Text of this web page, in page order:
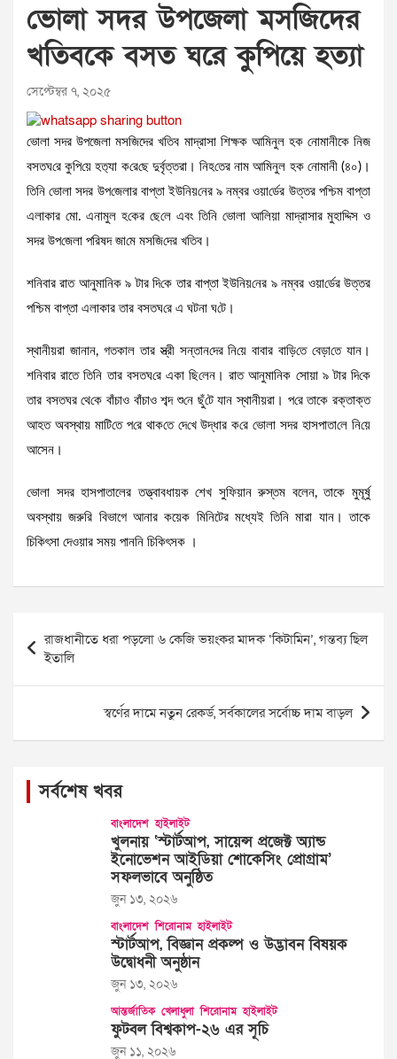
ভোলা সদর উপজেলা মসজিদের
খতিবকে বসত ঘ‌রে কু‌পি‌য়ে হত্যা
সেপ্টেম্বর ৭, ২০২৫
ভোলা সদর উপজেলা মসজিদের খতিব মাদ্রাসা শিক্ষক‌ আমিনুল হক নোমানীকে নিজ
বসতঘ‌রে কু‌পি‌য়ে হত‌্যা ক‌রে‌ছে দু‌র্বৃত্তরা। নিহ‌তের নাম আমিনুল হক নোমানী (৪০)।
তি‌নি ভোলা সদর উপ‌জেলার বাপ্তা ইউনিয়‌নের ৯ নম্বর ওয়া‌র্ডের উত্তর প‌শ্চিম বাপ্তা
এলাকার মো. এনামুল হ‌কের ছে‌লে এবং তি‌নি ভোলা আলিয়া মাদ্রাসার মুহাদ্দিস ও
সদর উপ‌জেলা প‌রিষ‌দ জা‌মে মস‌জি‌দের খ‌তিব।
শ‌নিবার রাত আনুমা‌নিক ৯ টার দি‌কে তার বাপ্তা ইউনিয়‌নের ৯ নম্বর ওয়া‌র্ডের উত্তর
প‌শ্চিম বাপ্তা এলাকার তার বসতঘ‌রে এ ঘটনা ঘ‌টে।
স্থানীয়রা জানান, গতকাল তার স্ত্রী সন্তান‌দের নি‌য়ে বাবার বা‌ড়ি‌তে বেড়া‌তে যান।
শনিবার রাতে তিনি তার বসতঘ‌রে একা ছি‌লেন। রাত আনুমা‌নিক সোয়া ৯ টার দি‌কে
তার বসতঘ‌র থে‌কে বাঁচাও বাঁচাও শব্দ শু‌নে ছুঁ‌টে যান স্থানীয়রা। প‌রে তাকে রক্তাক্ত
আহত অবস্থায় মা‌টি‌তে প‌রে থাক‌তে দে‌খে উদ্ধার ক‌রে ভোলা সদর হাসপাতা‌লে নি‌য়ে
আসেন।
ভোলা সদর হাসপাতালের তত্ত্বাবধায়ক শেখ সুফিয়ান রুস্তম বলেন, তাকে মুমূর্ষু
অবস্থায় জরুরি বিভাগে আনার কয়েক মিনিটের মধ্যেই তিনি মারা যান। তাকে
চিকিৎসা দেওয়ার সময় পাননি চিকিৎসক ।
navigation
রাজধানীতে ধরা পড়লো ৬ কেজি ভয়ংকর মাদক ‘কিটামিন’, গন্তব্য ছিল
ইতালি
স্বর্ণের দামে নতুন রেকর্ড, সর্বকালের সর্বোচ্চ দাম বাড়ল
সর্বশেষ খবর
বাংলাদেশ হাইলাইট
খুলনায় ‘স্টার্টআপ, সায়েন্স প্রজেক্ট অ্যান্ড
ইনোভেশন আইডিয়া শোকেসিং প্রোগ্রাম’
সফলভাবে অনুষ্ঠিত
জুন ১৩, ২০২৬
বাংলাদেশ শিরোনাম হাইলাইট
স্টার্টআপ, বিজ্ঞান প্রকল্প ও উদ্ভাবন বিষয়ক
উদ্বোধনী অনুষ্ঠান
জুন ১৩, ২০২৬
আন্তর্জাতিক খেলাধুলা শিরোনাম হাইলাইট
ফুটবল বিশ্বকাপ-২৬ এর সূচি
জুন ১১, ২০২৬